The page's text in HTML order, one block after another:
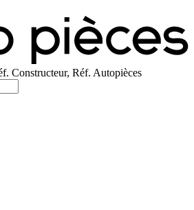
Constructeur, Réf. Autopièces